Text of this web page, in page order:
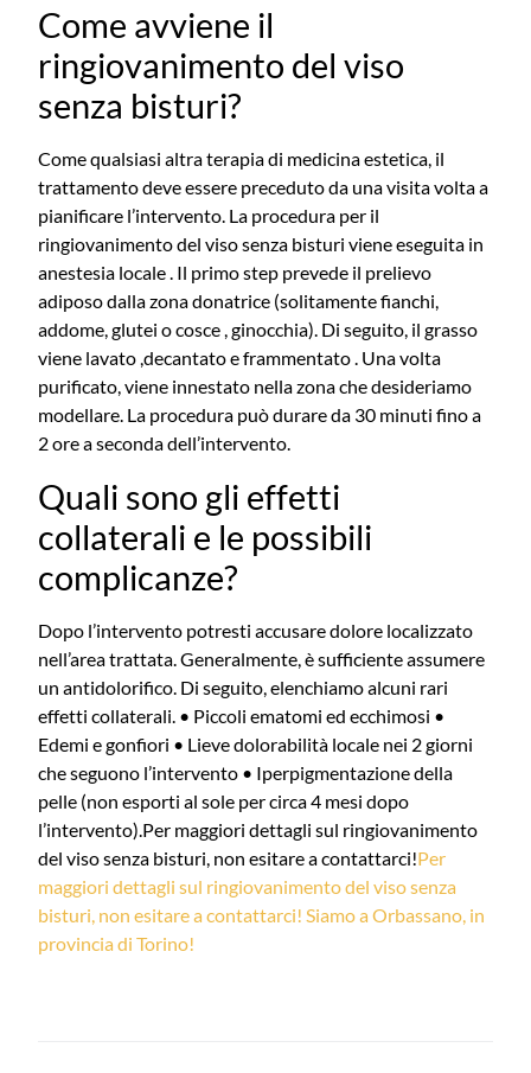
Come avviene il
ringiovanimento del viso
senza bisturi?
Come qualsiasi altra terapia di medicina estetica, il
trattamento deve essere preceduto da una visita volta a
pianificare l’intervento. La procedura per il
ringiovanimento del viso senza bisturi viene eseguita in
anestesia locale . Il primo step prevede il prelievo
adiposo dalla zona donatrice (solitamente fianchi,
addome, glutei o cosce , ginocchia). Di seguito, il grasso
viene lavato ,decantato e frammentato . Una volta
purificato, viene innestato nella zona che desideriamo
modellare. La procedura può durare da 30 minuti fino a
2 ore a seconda dell’intervento.
Quali sono gli effetti
collaterali e le possibili
complicanze?
Dopo l’intervento potresti accusare dolore localizzato
nell’area trattata. Generalmente, è sufficiente assumere
un antidolorifico. Di seguito, elenchiamo alcuni rari
effetti collaterali. • Piccoli ematomi ed ecchimosi •
Edemi e gonfiori • Lieve dolorabilità locale nei 2 giorni
che seguono l’intervento • Iperpigmentazione della
pelle (non esporti al sole per circa 4 mesi dopo
l’intervento).Per maggiori dettagli sul ringiovanimento
del viso senza bisturi, non esitare a contattarci!Per
maggiori dettagli sul ringiovanimento del viso senza
bisturi, non esitare a contattarci! Siamo a Orbassano, in
provincia di Torino!